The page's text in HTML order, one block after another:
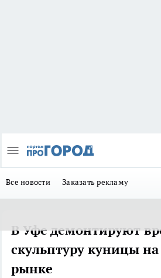
Все новости Заказать рекламу
В Уфе демонтируют
скульптуру куницы
рынке